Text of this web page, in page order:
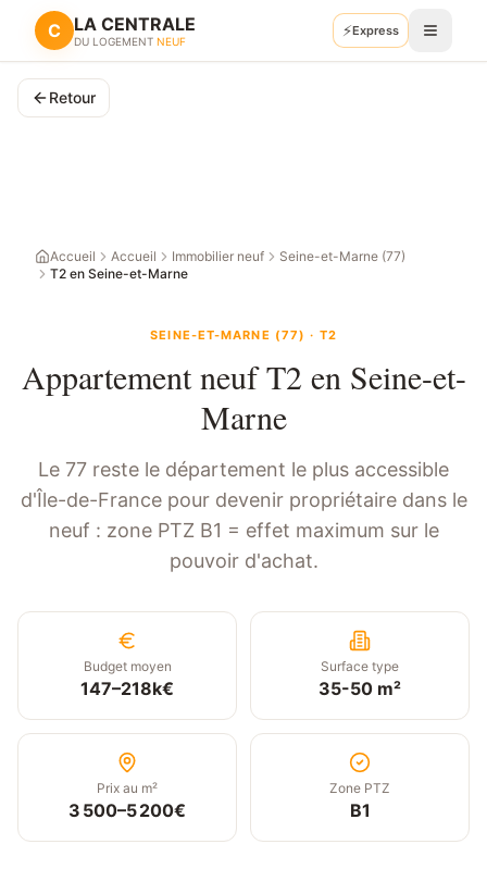
C LA CENTRALE
DU LOGEMENT NEUF
⚡Express
Retour
Accueil Accueil Immobilier neuf
Seine-et-Marne (77)
T2 en Seine-et-Marne
SEINE-ET-MARNE (77) · T2
Appartement neufT2 en Seine-et-
Marne
Le 77 reste le département le plus accessible
d'Île-de-France pour devenir propriétaire dans le
neuf : zone PTZ B1 = effet maximum sur le
pouvoir d'achat.
Budget moyen
147–218k€
Surface type
35-50 m²
Prix au m²
3 500–5 200€
Zone PTZ
B1
Recevoir mes plans